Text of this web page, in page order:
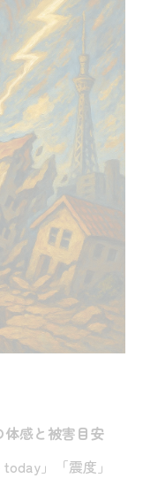
体感と被害目安
」「震度」